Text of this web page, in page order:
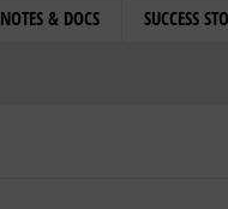
NOTES & DOCS SUCCESS